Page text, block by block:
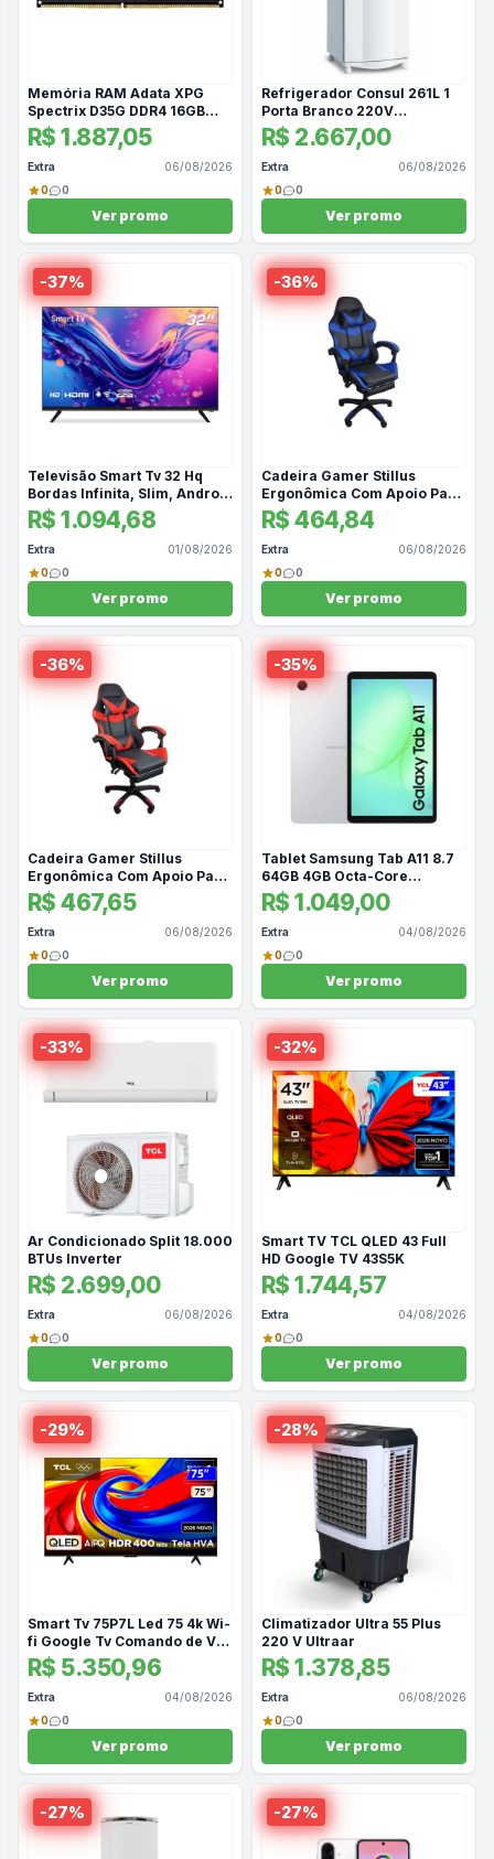
Memória RAM Adata XPG
Spectrix D35G DDR4 16GB
3200MHz RGB Preto
R$ 1.887,05
Extra
06/08/2026
0
0
Ver promo
Refrigerador Consul 261L 1
Porta Branco 220V
CRA30FBBNA
R$ 2.667,00
Extra
06/08/2026
0
0
Ver promo
-37%
Televisão Smart Tv 32 Hq
Bordas Infinita, Slim, Android
12, Wifi, Hdmi, Usb Bivolt
R$ 1.094,68
Extra
01/08/2026
0
0
Ver promo
-36%
Cadeira Gamer Stillus
Ergonômica Com Apoio Para
Os Pés Azul
R$ 464,84
Extra
06/08/2026
0
0
Ver promo
-36%
Cadeira Gamer Stillus
Ergonômica Com Apoio Para
Os Pés - Vermelho
R$ 467,65
Extra
06/08/2026
0
0
Ver promo
-35%
Tablet Samsung Tab A11 8.7
64GB 4GB Octa-Core
Android SM-X133NZSAZTO
R$ 1.049,00
Extra
04/08/2026
0
0
Ver promo
-33%
Ar Condicionado Split 18.000
BTUs Inverter
R$ 2.699,00
Extra
06/08/2026
0
0
Ver promo
-32%
Smart TV TCL QLED 43 Full
HD Google TV 43S5K
R$ 1.744,57
Extra
04/08/2026
0
0
Ver promo
-29%
Smart Tv 75P7L Led 75 4k Wi-
fi Google Tv Comando de Voz
TCL
R$ 5.350,96
Extra
04/08/2026
0
0
Ver promo
-28%
Climatizador Ultra 55 Plus
220 V Ultraar
R$ 1.378,85
Extra
06/08/2026
0
0
Ver promo
-27% -27%